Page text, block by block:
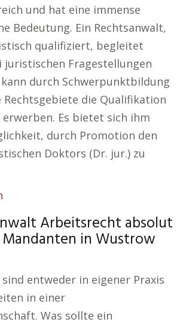
und hat eine immense
Bedeutung. Ein Rechtsanwalt,
qualifiziert, begleitet
juristischen Fragestellungen
durch Schwerpunktbildung
die Qualifikation
erwerben. Es bietet sich ihm
durch Promotion den
Doktors (Dr. jur.) zu
Arbeitsrecht absolut
in Wustrow
entweder in eigener Praxis
in einer
Was sollte ein